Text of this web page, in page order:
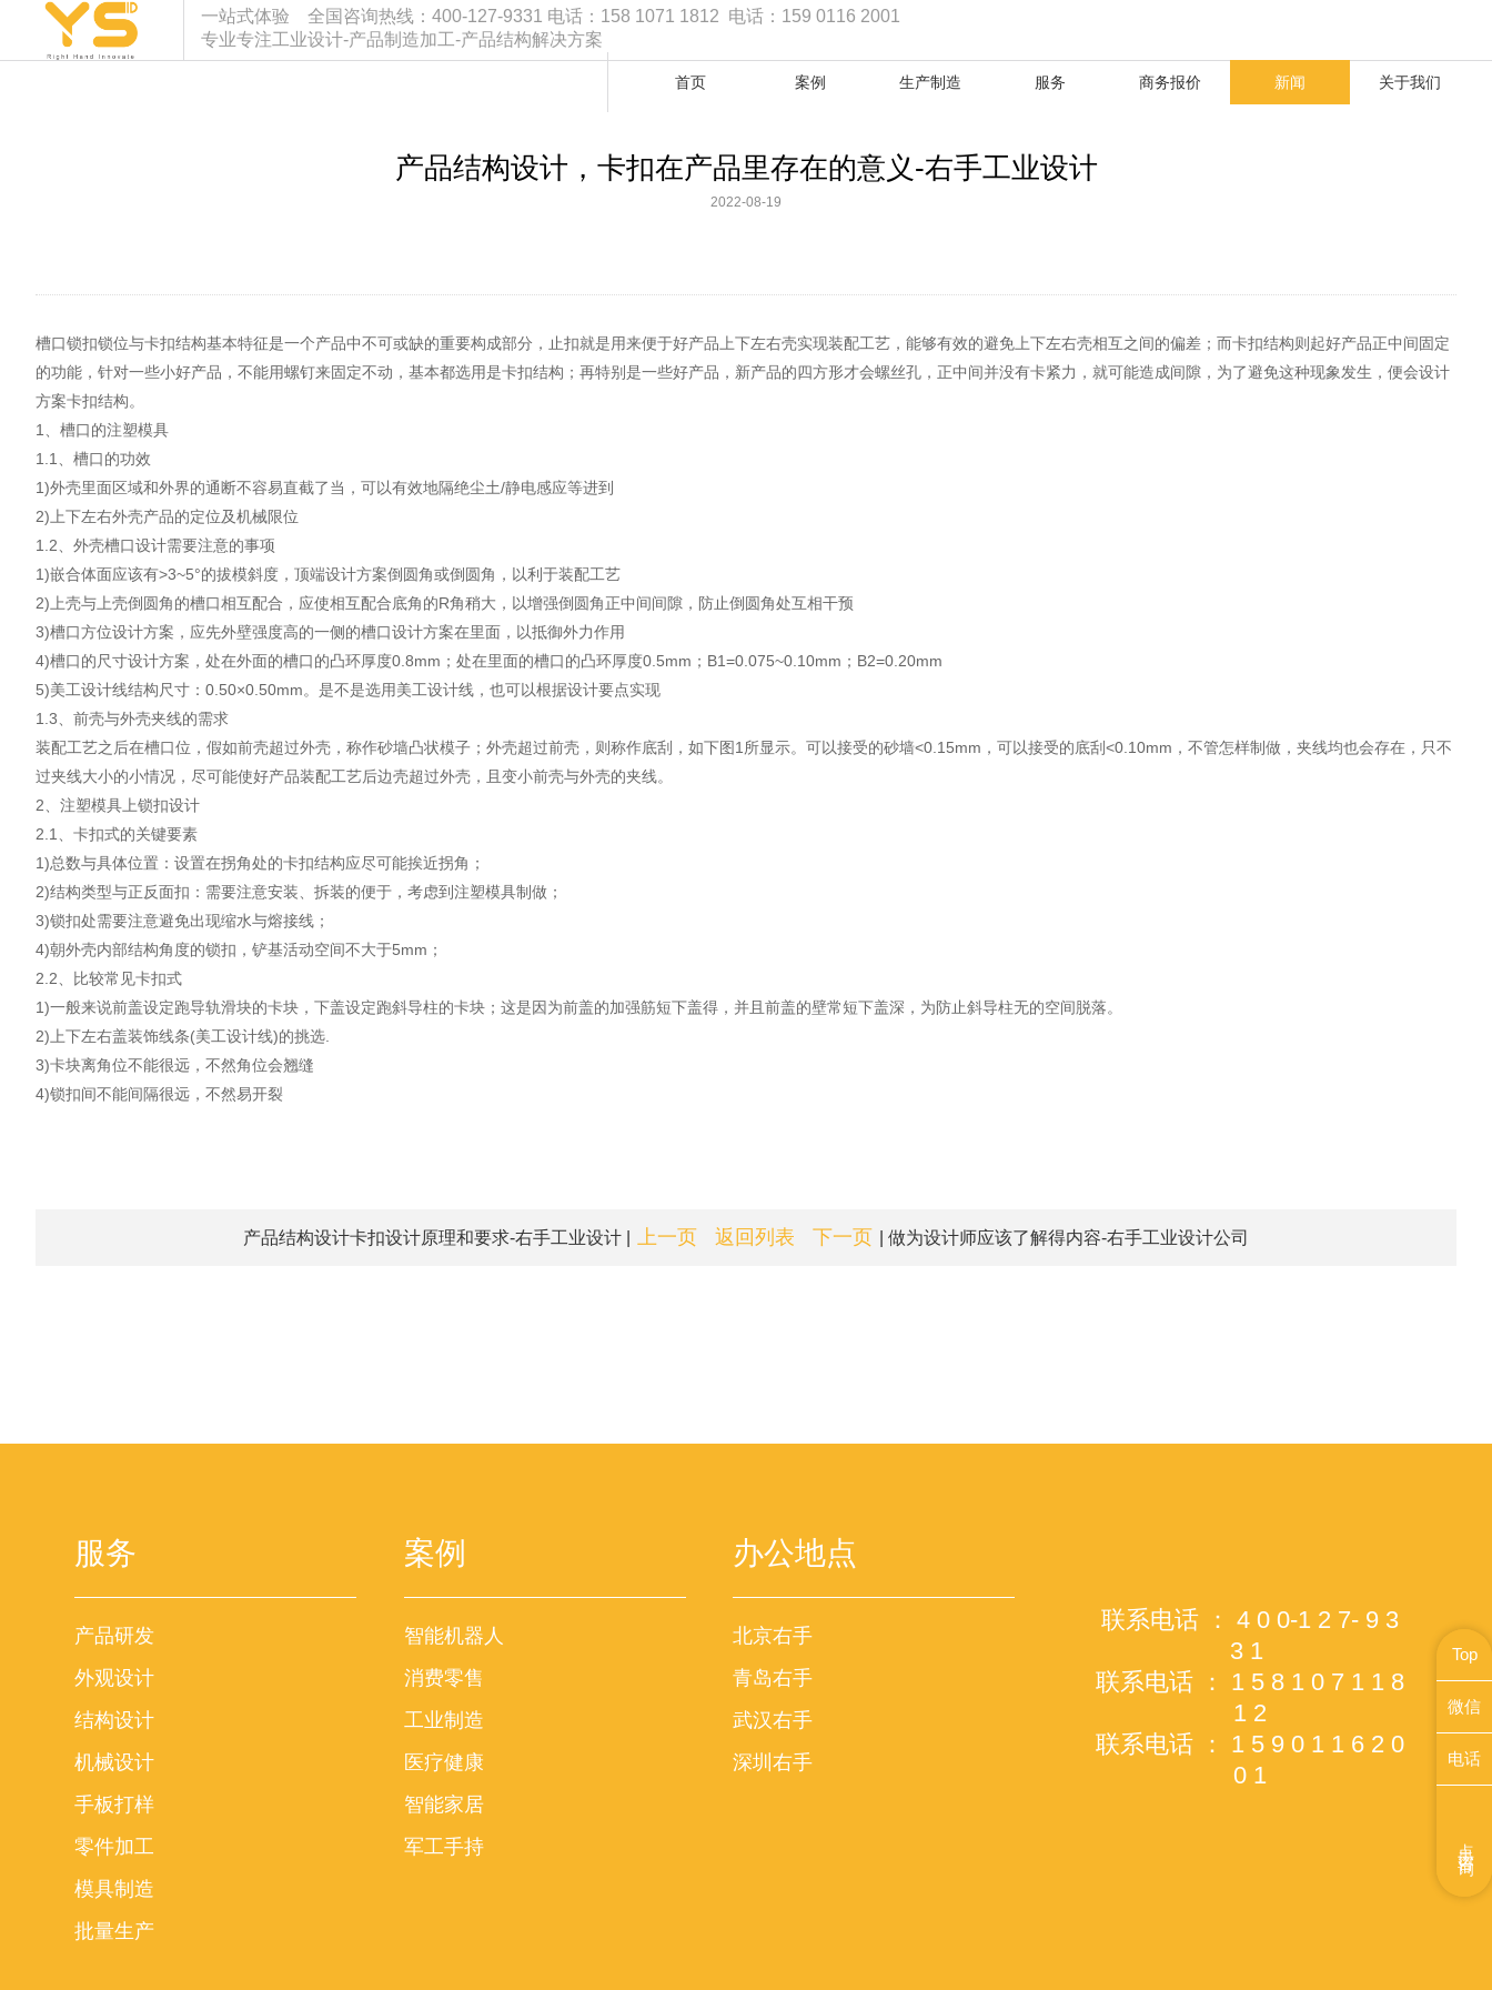
一站式体验 全国咨询热线：400-127-9331 电话：158 1071 1812 电话：159 0116 2001
专业专注工业设计-产品制造加工-产品结构解决方案
首页 案例 生产制造 服务 商务报价 新闻 关于我们
产品结构设计，卡扣在产品里存在的意义-右手工业设计
2022-08-19
槽口锁扣锁位与卡扣结构基本特征是一个产品中不可或缺的重要构成部分，止扣就是用来便于好产品上下左右壳实现装配工艺，能够有效的避免上下左右壳相互之间的偏差；而卡扣结构则起好产品正中间固定
的功能，针对一些小好产品，不能用螺钉来固定不动，基本都选用是卡扣结构；再特别是一些好产品，新产品的四方形才会螺丝孔，正中间并没有卡紧力，就可能造成间隙，为了避免这种现象发生，便会设计
方案卡扣结构。
1、槽口的注塑模具
1.1、槽口的功效
1)外壳里面区域和外界的通断不容易直截了当，可以有效地隔绝尘土/静电感应等进到
2)上下左右外壳产品的定位及机械限位
1.2、外壳槽口设计需要注意的事项
1)嵌合体面应该有>3~5°的拔模斜度，顶端设计方案倒圆角或倒圆角，以利于装配工艺
2)上壳与上壳倒圆角的槽口相互配合，应使相互配合底角的R角稍大，以增强倒圆角正中间间隙，防止倒圆角处互相干预
3)槽口方位设计方案，应先外壁强度高的一侧的槽口设计方案在里面，以抵御外力作用
4)槽口的尺寸设计方案，处在外面的槽口的凸环厚度0.8mm；处在里面的槽口的凸环厚度0.5mm；B1=0.075~0.10mm；B2=0.20mm
5)美工设计线结构尺寸：0.50×0.50mm。是不是选用美工设计线，也可以根据设计要点实现
1.3、前壳与外壳夹线的需求
装配工艺之后在槽口位，假如前壳超过外壳，称作砂墙凸状模子；外壳超过前壳，则称作底刮，如下图1所显示。可以接受的砂墙<0.15mm，可以接受的底刮<0.10mm，不管怎样制做，夹线均也会存在，只不
过夹线大小的小情况，尽可能使好产品装配工艺后边壳超过外壳，且变小前壳与外壳的夹线。
2、注塑模具上锁扣设计
2.1、卡扣式的关键要素
1)总数与具体位置：设置在拐角处的卡扣结构应尽可能挨近拐角；
2)结构类型与正反面扣：需要注意安装、拆装的便于，考虑到注塑模具制做；
3)锁扣处需要注意避免出现缩水与熔接线；
4)朝外壳内部结构角度的锁扣，铲基活动空间不大于5mm；
2.2、比较常见卡扣式
1)一般来说前盖设定跑导轨滑块的卡块，下盖设定跑斜导柱的卡块；这是因为前盖的加强筋短下盖得，并且前盖的壁常短下盖深，为防止斜导柱无的空间脱落。
2)上下左右盖装饰线条(美工设计线)的挑选.
3)卡块离角位不能很远，不然角位会翘缝
4)锁扣间不能间隔很远，不然易开裂
产品结构设计卡扣设计原理和要求-右手工业设计 | 上一页 返回列表 下一页 | 做为设计师应该了解得内容-右手工业设计公司
服务
产品研发
外观设计
结构设计
机械设计
手板打样
零件加工
模具制造
批量生产
案例
智能机器人
消费零售
工业制造
医疗健康
智能家居
军工手持
办公地点
北京右手
青岛右手
武汉右手
深圳右手
联系电话 ： 4 0 0-1 2 7- 9 3
3 1
联系电话 ： 1 5 8 1 0 7 1 1 8
1 2
联系电话 ： 1 5 9 0 1 1 6 2 0
0 1
Top
微信
电话
点击咨询